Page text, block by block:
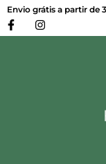
Envio grátis a partir de